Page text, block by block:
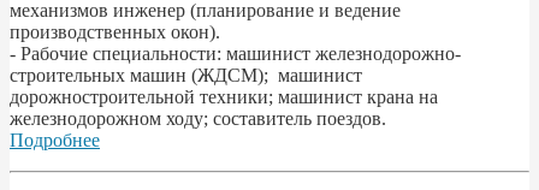
механизмов инженер (планирование и ведение
производственных окон).
- Рабочие специальности: машинист железнодорожно-
строительных машин (ЖДСМ); машинист
дорожностроительной техники; машинист крана на
железнодорожном ходу; составитель поездов.
Подробнее